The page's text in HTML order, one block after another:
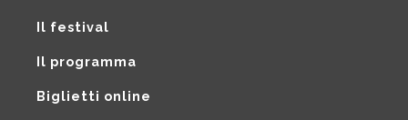
Il festival
Il programma
Biglietti online